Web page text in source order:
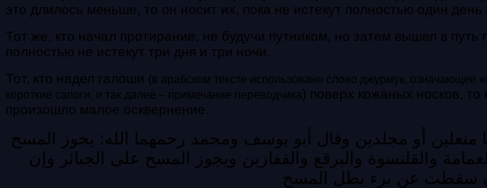
это длилось меньше, то он носит их, пока не истекут полностью один день
Тот же, кто начал протирание, не будучи путником, но затем вышел в
полностью не истекут три дня и три ночи.
Тот, кто надел галоши (в арабском тексте использовано слово джурму́к, означающее
короткие сапоги, и так далее – примечание переводчика) поверх кожаных носков,
произошло малое осквернение.
منعلين أو مجلدين وقال أبو يوسف ومحمد رحمهما الله: يجوز المسح
والقلنسوة والبرقع والقفازين ويجوز المسح على الجبائر وإن
سقطت عن برء بطل المسح